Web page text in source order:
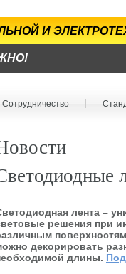
И
Сотрудничество
лента –
решения при
декорировать
длины.